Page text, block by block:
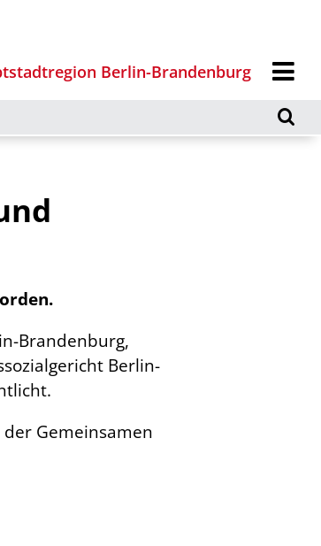
Berlin-Brandenburg
Brandenburg,
Berlin-
Gemeinsamen